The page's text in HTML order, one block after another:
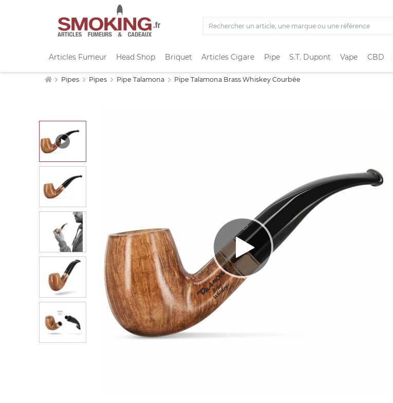
Articles Fumeur Head Shop Briquet Articles Cigare Pipe S.T. Dupont Vape CBD
Pipes Pipes Pipe Talamona Pipe Talamona Brass Whiskey Courbée